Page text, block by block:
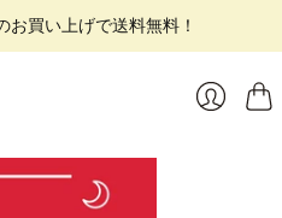
買い上げで送料無料！